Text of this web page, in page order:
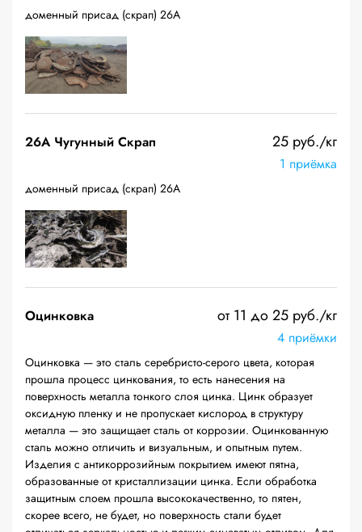
доменный присад (скрап) 26А
26A Чугунный Скрап 25 руб./кг
1 приёмка
доменный присад (скрап) 26А
Оцинковка от 11 до 25 руб./кг
4 приёмки
Оцинковка — это сталь серебристо-серого цвета, которая
прошла процесс цинкования, то есть нанесения на
поверхность металла тонкого слоя цинка. Цинк образует
оксидную пленку и не пропускает кислород в структуру
металла — это защищает сталь от коррозии. Оцинкованную
сталь можно отличить и визуальным, и опытным путем.
Изделия с антикоррозийным покрытием имеют пятна,
образованные от кристаллизации цинка. Если обработка
защитным слоем прошла высококачественно, то пятен,
скорее всего, не будет, но поверхность стали будет